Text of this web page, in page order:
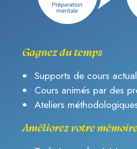
Gagnez du temps
Supports de cours
Cours animés par des
Ateliers
Améliorez votre